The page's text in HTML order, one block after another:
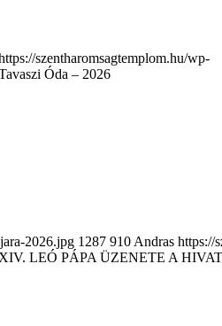
szentharomsagtemplom.hu/wp-
Óda – 2026
2026.jpg 1287 910 Andras https://
XIV. LEÓ PÁPA ÜZENETE A